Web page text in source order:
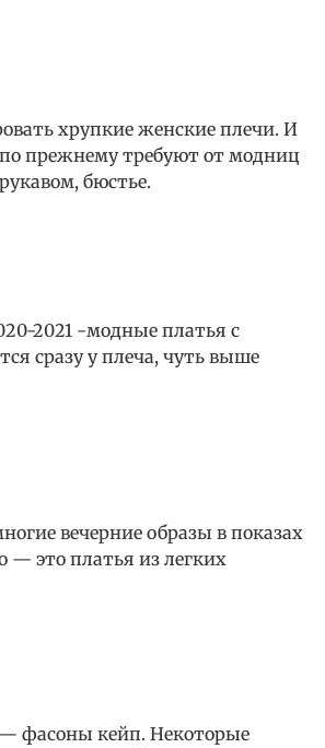
хрупкие женские плечи. И
прежнему требуют от модниц
бюстье.
2021 -модные платья с
сразу у плеча, чуть выше
вечерние образы в показах
— это платья из легких
— фасоны кейп. Некоторые